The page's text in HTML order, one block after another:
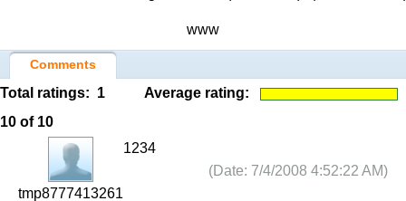
www
Comments
Total ratings: 1
Average rating:
10 of 10
tmp8777413261
1234
(Date: 7/4/2008 4:52:22 AM)